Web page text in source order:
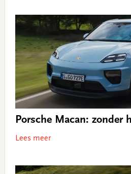
Porsche Macan: zonder
Lees meer